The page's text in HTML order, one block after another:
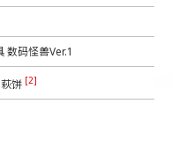
数码怪兽Ver.1
饼 [2]